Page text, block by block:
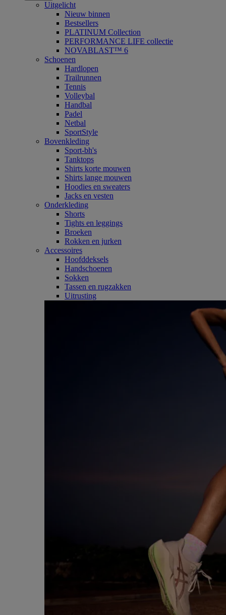
Uitgelicht
Nieuw binnen
Bestsellers
PLATINUM Collection
PERFORMANCE LIFE collectie
NOVABLAST™ 6
Schoenen
Hardlopen
Trailrunnen
Tennis
Volleybal
Handbal
Padel
Netbal
SportStyle
Bovenkleding
Sport-bh's
Tanktops
Shirts korte mouwen
Shirts lange mouwen
Hoodies en sweaters
Jacks en vesten
Onderkleding
Shorts
Tights en leggings
Broeken
Rokken en jurken
Accessoires
Hoofddeksels
Handschoenen
Sokken
Tassen en rugzakken
Uitrusting